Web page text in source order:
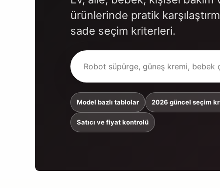
ürünlerinde pratik
sade seçim kriterleri.
Model bazlı tablolar 2026 güncel seçim
Satıcı ve fiyat kontrolü